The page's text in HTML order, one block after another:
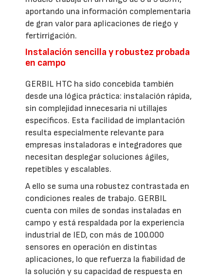
aportando una información complementaria
de gran valor para aplicaciones de riego y
fertirrigación.
Instalación sencilla y robustez probada
en campo
GERBIL HTC ha sido concebida también
desde una lógica práctica: instalación rápida,
sin complejidad innecesaria ni utillajes
específicos. Esta facilidad de implantación
resulta especialmente relevante para
empresas instaladoras e integradores que
necesitan desplegar soluciones ágiles,
repetibles y escalables.
A ello se suma una robustez contrastada en
condiciones reales de trabajo. GERBIL
cuenta con miles de sondas instaladas en
campo y está respaldada por la experiencia
industrial de IED, con más de 100.000
sensores en operación en distintas
aplicaciones, lo que refuerza la fiabilidad de
la solución y su capacidad de respuesta en